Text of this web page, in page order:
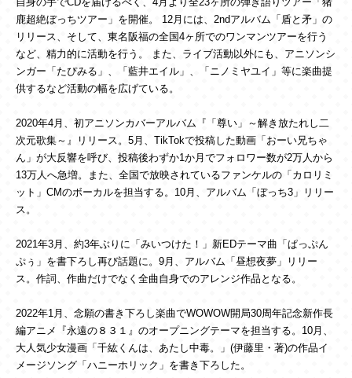
自身の手でCDを届けるべく、4月より全23ヶ所の弾き語りツアー「猪
鹿超絶ぼっちツアー」を開催。 12月には、2ndアルバム「盾と矛」の
リリース、そして、東名阪福の全国4ヶ所でのワンマンツアーを行う
など、精力的に活動を行う。 また、ライブ活動以外にも、アニソンシ
ンガー「たぴみる」、「藍井エイル」、「ニノミヤユイ」等に楽曲提
供するなど活動の幅を広げている。
2020年4月、初アニソンカバーアルバム『「尊い」～解き放たれし二
次元歌集～』リリース。5月、TikTokで投稿した動画「おーい兄ちゃ
ん」が大反響を呼び、投稿後わずか1か月でフォロワー数が2万人から
13万人へ急増。また、全国で放映されているファンケルの「カロリミ
ット」CMのボーカルを担当する。10月、アルバム「ぼっち3」リリー
ス。
2021年3月、約3年ぶりに「みいつけた！」新EDテーマ曲「ぱっぷん
ぷぅ」を書下ろし再び話題に。9月、アルバム「昼想夜夢」リリー
ス。作詞、作曲だけでなく全曲自身でのアレンジ作品となる。
2022年1月、念願の書き下ろし楽曲でWOWOW開局30周年記念新作長
編アニメ『永遠の８３１』のオープニングテーマを担当する。10月、
大人気少女漫画「千紘くんは、あたし中毒。」(伊藤里・著)の作品イ
メージソング「ハニーホリック」を書き下ろした。